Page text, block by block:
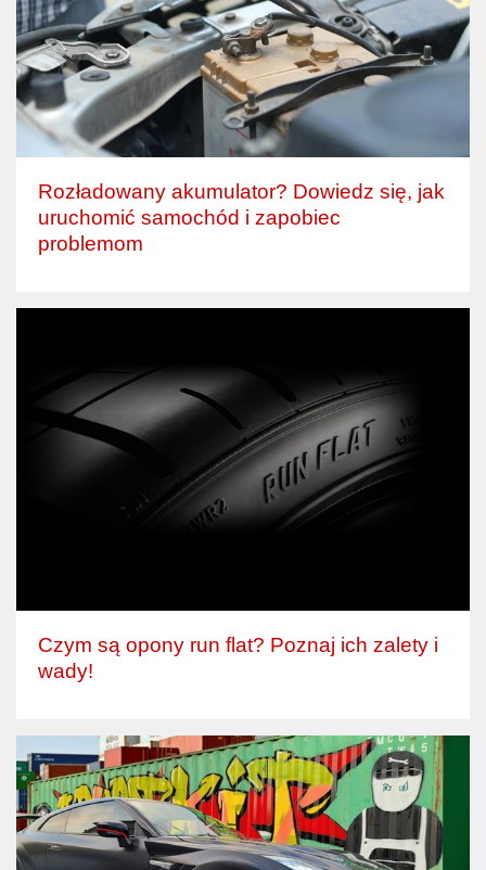
Rozładowany akumulator? Dowiedz się, jak
uruchomić samochód i zapobiec
problemom
Czym są opony run flat? Poznaj ich zalety i
wady!